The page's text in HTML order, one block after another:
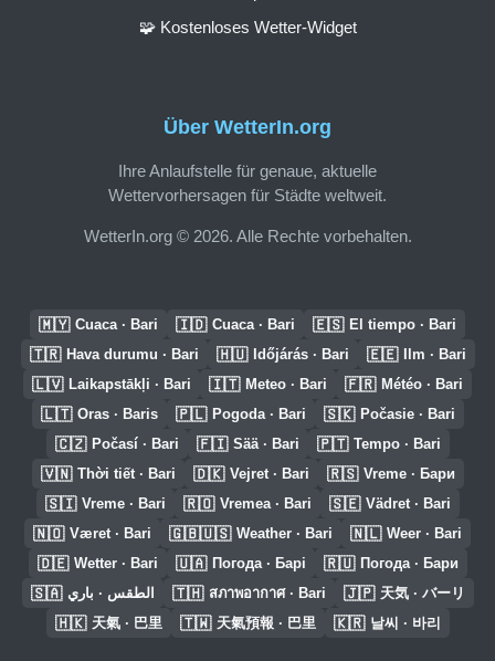
Über WetterIn.org
Ihre Anlaufstelle für genaue, aktuelle
Wettervorhersagen für Städte weltweit.
WetterIn.org © 2026. Alle Rechte vorbehalten.
🧩 Kostenloses Wetter-Widget
🇲🇾 Cuaca · Bari 🇮🇩 Cuaca · Bari 🇪🇸 El tiempo · Bari
🇹🇷 Hava durumu · Bari 🇭🇺 Időjárás · Bari 🇪🇪 Ilm · Bari
🇱🇻 Laikapstākļi · Bari 🇮🇹 Meteo · Bari 🇫🇷 Météo · Bari
🇱🇹 Oras · Baris 🇵🇱 Pogoda · Bari 🇸🇰 Počasie · Bari
🇨🇿 Počasí · Bari 🇫🇮 Sää · Bari 🇵🇹 Tempo · Bari
🇻🇳 Thời tiết · Bari 🇩🇰 Vejret · Bari 🇷🇸 Vreme · Бари
🇸🇮 Vreme · Bari 🇷🇴 Vremea · Bari 🇸🇪 Vädret · Bari
🇳🇴 Været · Bari 🇬🇧🇺🇸 Weather · Bari 🇳🇱 Weer · Bari
🇩🇪 Wetter · Bari 🇺🇦 Погода · Барі 🇷🇺 Погода · Бари
🇸🇦 الطقس · باري 🇹🇭 สภาพอากาศ · Bari 🇯🇵 天気 · バーリ
🇭🇰 天氣 · 巴里 🇹🇼 天氣預報 · 巴里 🇰🇷 날씨 · 바리